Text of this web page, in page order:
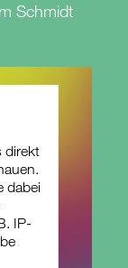
Schmidt
direkt
dabei
IP-